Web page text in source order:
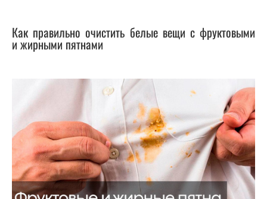
Как правильно очистить белые вещи с фруктовыми
и жирными пятнами